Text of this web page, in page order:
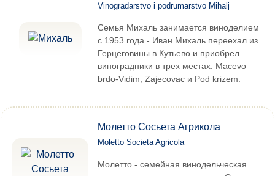
Vinogradarstvo i podrumarstvo Mihalj
Семья Михаль занимается виноделием
с 1953 года - Иван Михаль переехал из
Герцеговины в Кутьево и приобрел
виноградники в трех местах: Macevo
brdo-Vidim, Zajecovac и Pod krizem.
Молетто Сосьета Агрикола
Moletto Societa Agricola
Молетто - семейная винодельческая